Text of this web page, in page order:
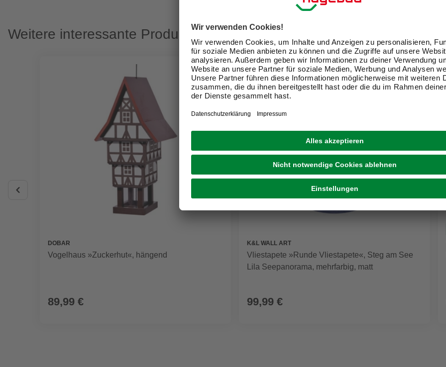
Weitere interessante Produkte
DOBAR
Vogelhaus »Zuckerhut«, hängend
89,99 €
K&L WALL ART
Vliestapete »Runde Vliestapete«, Steg am See
Lila Seepanorama, mehrfarbig, matt
99,99 €